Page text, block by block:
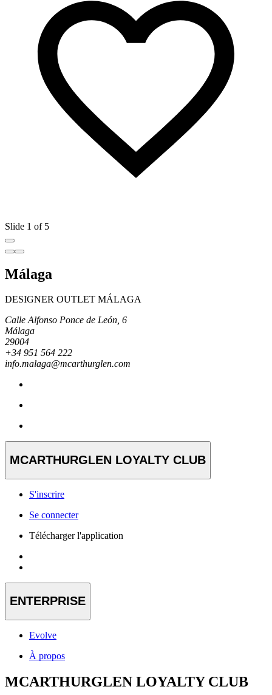
Slide 1 of 5
Málaga
DESIGNER OUTLET MÁLAGA
Calle Alfonso Ponce de León, 6
Málaga
29004
+34 951 564 222
info.malaga@mcarthurglen.com
MCARTHURGLEN LOYALTY CLUB
S'inscrire
Se connecter
Télécharger l'application
ENTERPRISE
Evolve
À propos
MCARTHURGLEN LOYALTY CLUB